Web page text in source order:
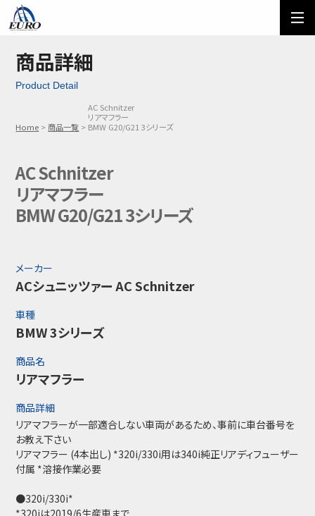
ご利用方法
メール問い合わせ
03-5674-7742
商品詳細
Product Detail
Home 商品一覧
AC Schnitzer
リアマフラー
BMW G20/G21 3シリーズ
AC Schnitzer
リアマフラー
BMW G20/G21 3シリーズ
メーカー
ACシュニッツァー AC Schnitzer
車種
BMW 3シリーズ
商品名
リアマフラー
商品詳細
リアマフラーが一部適合しない車両があるため、事前に車台番号を
お教え下さい
リアマフラー (4本出し) *320i/330i用は340i純正リアディフューザー
付属 *溶接作業必要
●320i/330i*
*320iは2019/6生産車まで